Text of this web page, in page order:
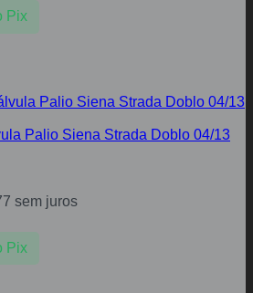
Pix
Palio Siena Strada Doblo 04/13
sem juros
Pix